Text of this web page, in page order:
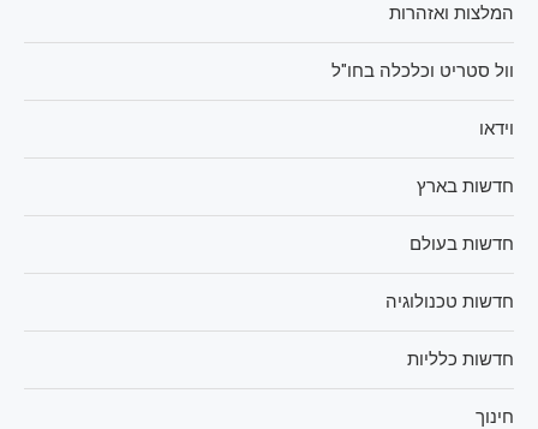
המלצות ואזהרות
וול סטריט וכלכלה בחו"ל
וידאו
חדשות בארץ
חדשות בעולם
חדשות טכנולוגיה
חדשות כלליות
חינוך